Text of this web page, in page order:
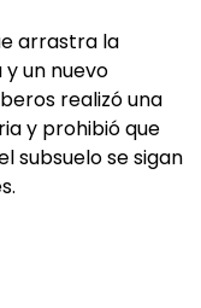
arrastra la
y un nuevo
realizó una
y prohibió que
subsuelo se sigan